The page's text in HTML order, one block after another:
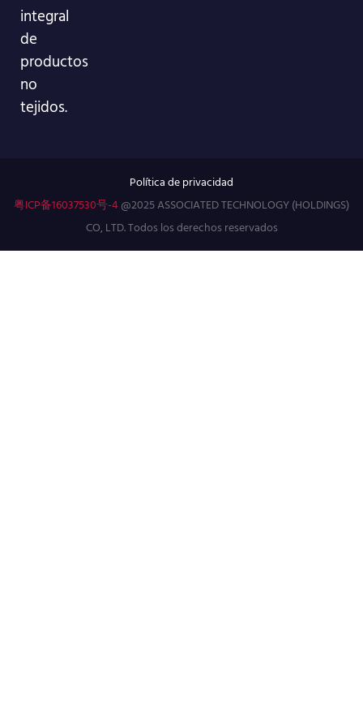
integral
de
productos
no
tejidos.
Política de privacidad
粤ICP备16037530号-4@2025 ASSOCIATED TECHNOLOGY (HOLDINGS)
CO, LTD. Todos los derechos reservados